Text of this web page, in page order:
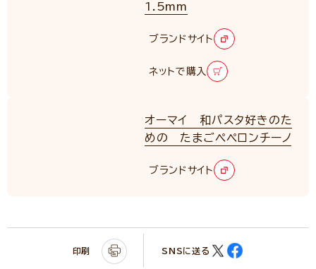
1.5mm
ブランドサイト
ネットで購入
オーマイ 和パスタ好きのた
めの たまごペペロンチーノ
ブランドサイト
印刷 SNSに送る